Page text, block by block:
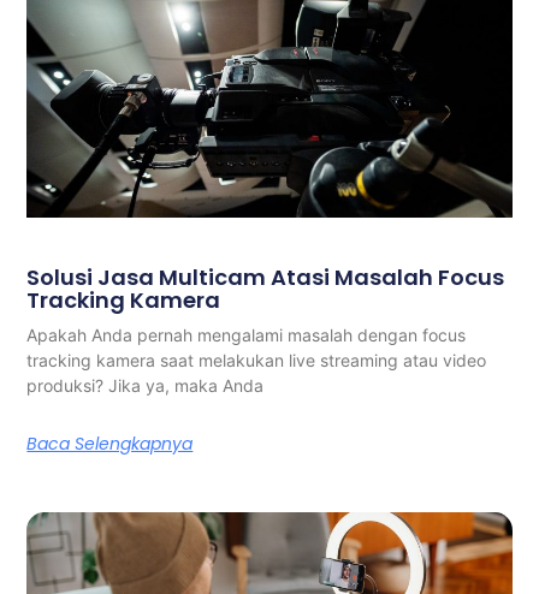
Solusi Jasa Multicam Atasi Masalah Focus
Tracking Kamera
Apakah Anda pernah mengalami masalah dengan focus
tracking kamera saat melakukan live streaming atau video
produksi? Jika ya, maka Anda
Baca Selengkapnya